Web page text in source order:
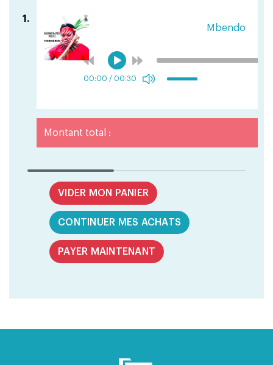
1.
Mbendo
00:00 / 00:30
Montant total :
VIDER MON PANIER
CONTINUER MES ACHATS
PAYER MAINTENANT